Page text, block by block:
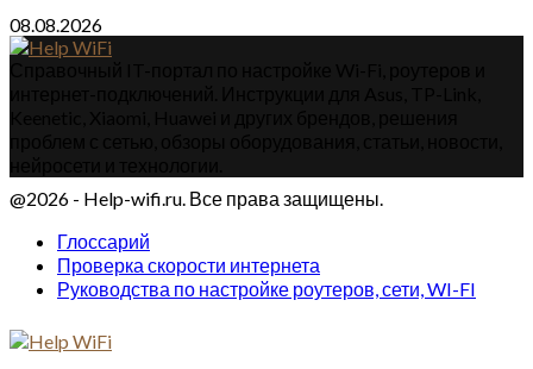
08.08.2026
@2026 - Help-wifi.ru. Все права защищены.
Глоссарий
Проверка скорости интернета
Руководства по настройке роутеров, сети, WI-FI